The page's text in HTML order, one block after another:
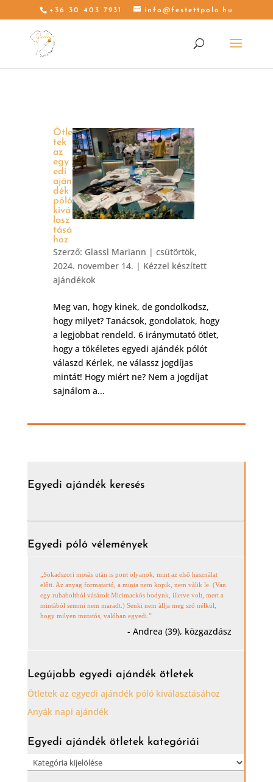
+36 30 403 7931 info@festettpolo.hu
Ötle
tek
az
egy
edi
aján
dék
póló
kivá
lasz
tásá
hoz
Szerző: Glassl Mariann | csütörtök,
2024. november 14. | Kézzel készített
ajándékok
Meg van, hogy kinek, de gondolkodsz,
hogy milyet? Tanácsok, gondolatok, hogy
a legjobbat rendeld. 6 iránymutató ötlet,
hogy a tökéletes egyedi ajándék pólót
válaszd Kérlek, ne válassz jogdíjas
mintát! Hogy miért ne? Nem a jogdíjat
sajnálom a...
Egyedi ajándék keresés
Egyedi póló vélemények
„Sokadszori mosàs utàn is pont olyanok, mint az első hasznàlat
előtt. Az anyag formatartó, a minta nem kopik, nem vàlik le. (Van
egy ruhaboltból vásárolt Micimackós bodynk, illetve volt, mert a
mintàból semmi nem maradt.) Senki nem àllja meg szó nélkül,
hogy milyen mutatós, valóban egyedi.”
- Andrea (39), közgazdász
Legújabb egyedi ajándék ötletek
Ötletek az egyedi ajándék póló kiválasztásához
Anyák napi ajándék
Egyedi ajándék ötletek kategóriái
Egyedi
ajándék